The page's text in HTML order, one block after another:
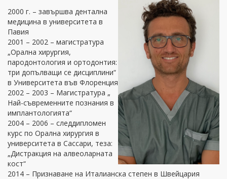
2000 г. – завършва дентална
медицина в университета в
Павия
2001 – 2002 – магистратура
„Орална хирургия,
пародонтология и ортодонтия:
три допълващи се дисциплини“
в Университета във Флоренция
2002 – 2003 – Магистратура „
Най-съвременните познания в
имплантологията“
2004 – 2006 – следдипломен
курс по Орална хирургия в
университета в Сассари, теза:
„Дистракция на алвеоларната
кост“
2014 – Признаване на Италианска степен в Швейцария